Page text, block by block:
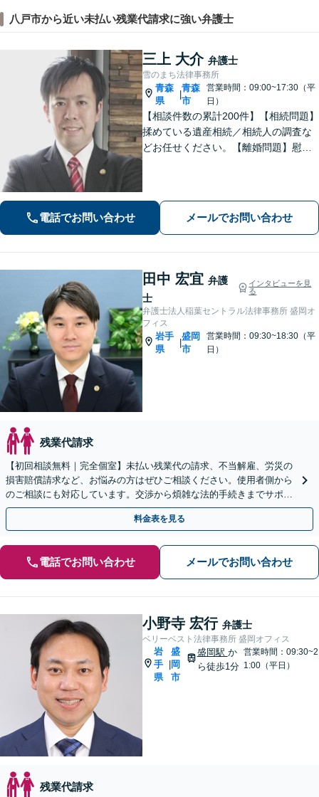
八戸市から近い未払い残業代請求に強い弁護士
三上 大介 弁護士
雪のまち法律事務所
青森
県
|
青森
市
営業時間：09:00~17:30（平
日）
【相談件数の累計200件】【相続問題】
揉めている遺産相続／相続人の調査な
どお任せください。【離婚問題】慰謝
相談可】
電話でお問い合わせ メールでお問い合わせ
田中 宏宜 弁護
士
インタビューを見
る
弁護士法人稲葉セントラル法律事務所 盛岡オ
フィス
岩手
県
|
盛岡
市
営業時間：09:30~18:30（平
日）
残業代請求
【初回相談無料｜完全個室】未払い残業代の請求、不当解雇、労災の
損害賠償請求など、お悩みの方はぜひご相談ください。使用者側から
のご相談にも対応しています。交渉から煩雑な法的手続きまでサポー
トいたしますので、お気軽にご相談ください。
料金表を見る
電話でお問い合わせ メールでお問い合わせ
小野寺 宏行 弁護士
ベリーベスト法律事務所 盛岡オフィス
岩
手
県
盛
岡
市
盛岡駅 か
ら徒歩1分
営業時間：09:30~2
1:00（平日）
残業代請求